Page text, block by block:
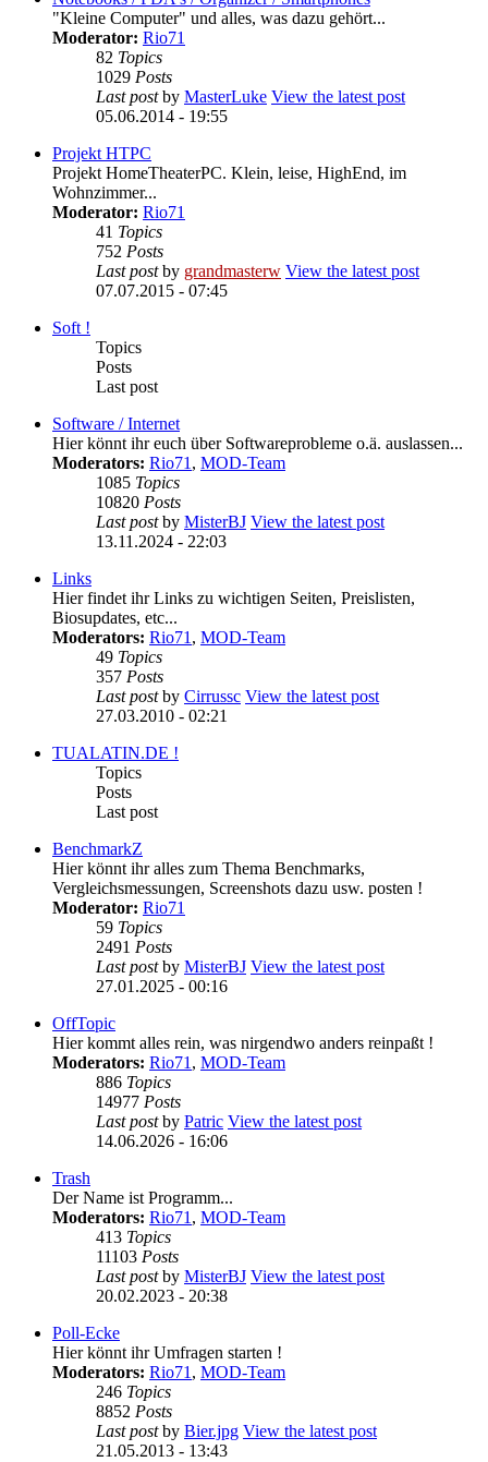
"Kleine Computer" und alles, was dazu gehört...
Moderator: Rio71
82 Topics
1029 Posts
Last postby MasterLuke View the latest post
05.06.2014 - 19:55
Projekt HTPC
Projekt HomeTheaterPC. Klein, leise, HighEnd, im
Wohnzimmer...
Moderator: Rio71
41 Topics
752 Posts
Last postby grandmasterw View the latest post
07.07.2015 - 07:45
Soft !
Topics
Posts
Last post
Software / Internet
Hier könnt ihr euch über Softwareprobleme o.ä. auslassen...
Moderators: Rio71, MOD-Team
1085 Topics
10820 Posts
Last postby MisterBJ View the latest post
13.11.2024 - 22:03
Links
Hier findet ihr Links zu wichtigen Seiten, Preislisten,
Biosupdates, etc...
Moderators: Rio71, MOD-Team
49 Topics
357 Posts
Last postby Cirrussc View the latest post
27.03.2010 - 02:21
TUALATIN.DE !
Topics
Posts
Last post
BenchmarkZ
Hier könnt ihr alles zum Thema Benchmarks,
Vergleichsmessungen, Screenshots dazu usw. posten !
Moderator: Rio71
59 Topics
2491 Posts
Last postby MisterBJ View the latest post
27.01.2025 - 00:16
OffTopic
Hier kommt alles rein, was nirgendwo anders reinpaßt !
Moderators: Rio71, MOD-Team
886 Topics
14977 Posts
Last postby Patric View the latest post
14.06.2026 - 16:06
Trash
Der Name ist Programm...
Moderators: Rio71, MOD-Team
413 Topics
11103 Posts
Last postby MisterBJ View the latest post
20.02.2023 - 20:38
Poll-Ecke
Hier könnt ihr Umfragen starten !
Moderators: Rio71, MOD-Team
246 Topics
8852 Posts
Last postby Bier.jpg View the latest post
21.05.2013 - 13:43